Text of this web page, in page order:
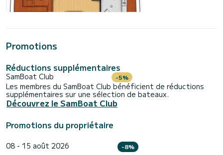
Promotions
Réductions supplémentaires
SamBoat Club -5%
Les membres du SamBoat Club bénéficient de réductions
supplémentaires sur une sélection de bateaux.
Découvrez le SamBoat Club
Promotions du propriétaire
08 - 15 août 2026 -8%